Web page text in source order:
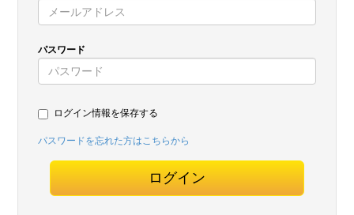
パスワード
ログイン情報を保存する
パスワードを忘れた方はこちらから
ログイン